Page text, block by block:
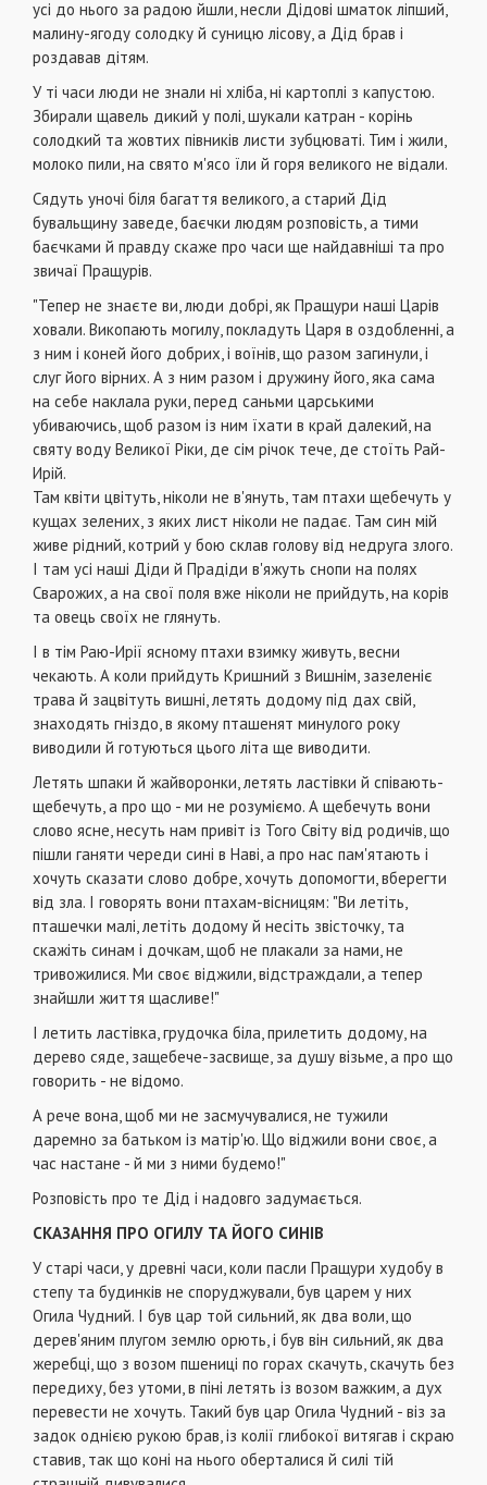
усі до нього за радою йшли, несли Дідові шматок ліпший,
малину-ягоду солодку й суницю лісову, а Дід брав і
роздавав дітям.
У ті часи люди не знали ні хліба, ні картоплі з капустою.
Збирали щавель дикий у полі, шукали катран - корінь
солодкий та жовтих півників листи зубцюваті. Тим і жили,
молоко пили, на свято м'ясо їли й горя великого не відали.
Сядуть уночі біля багаття великого, а старий Дід
бувальщину заведе, баєчки людям розповість, а тими
баєчками й правду скаже про часи ще найдавніші та про
звичаї Пращурів.
"Тепер не знаєте ви, люди добрі, як Пращури наші Царів
ховали. Викопають могилу, покладуть Царя в оздобленні, а
з ним і коней його добрих, і воїнів, що разом загинули, і
слуг його вірних. А з ним разом і дружину його, яка сама
на себе наклала руки, перед саньми царськими
убиваючись, щоб разом із ним їхати в край далекий, на
святу воду Великої Ріки, де сім річок тече, де стоїть Рай-
Ирій.
Там квіти цвітуть, ніколи не в'януть, там птахи щебечуть у
кущах зелених, з яких лист ніколи не падає. Там син мій
живе рідний, котрий у бою склав голову від недруга злого.
І там усі наші Діди й Прадіди в'яжуть снопи на полях
Сварожих, а на свої поля вже ніколи не прийдуть, на корів
та овець своїх не глянуть.
І в тім Раю-Ирії ясному птахи взимку живуть, весни
чекають. А коли прийдуть Кришний з Вишнім, зазеленіє
трава й зацвітуть вишні, летять додому під дах свій,
знаходять гніздо, в якому пташенят минулого року
виводили й готуються цього літа ще виводити.
Летять шпаки й жайворонки, летять ластівки й співають-
щебечуть, а про що - ми не розуміємо. А щебечуть вони
слово ясне, несуть нам привіт із Того Світу від родичів, що
пішли ганяти череди сині в Наві, а про нас пам'ятають і
хочуть сказати слово добре, хочуть допомогти, вберегти
від зла. І говорять вони птахам-вісницям: "Ви летіть,
пташечки малі, летіть додому й несіть звісточку, та
скажіть синам і дочкам, щоб не плакали за нами, не
тривожилися. Ми своє віджили, відстраждали, а тепер
знайшли життя щасливе!"
І летить ластівка, грудочка біла, прилетить додому, на
дерево сяде, защебече-засвище, за душу візьме, а про що
говорить - не відомо.
А рече вона, щоб ми не засмучувалися, не тужили
даремно за батьком із матір'ю. Що віджили вони своє, а
час настане - й ми з ними будемо!"
Розповість про те Дід і надовго задумається.
СКАЗАННЯ ПРО ОГИЛУ ТА ЙОГО СИНІВ
У старі часи, у древні часи, коли пасли Пращури худобу в
степу та будинків не споруджували, був царем у них
Огила Чудний. І був цар той сильний, як два воли, що
дерев'яним плугом землю орють, і був він сильний, як два
жеребці, що з возом пшениці по горах скачуть, скачуть без
передиху, без утоми, в піні летять із возом важким, а дух
перевести не хочуть. Такий був цар Огила Чудний - віз за
задок однією рукою брав, із колії глибокої витягав і скраю
ставив, так що коні на нього оберталися й силі тій